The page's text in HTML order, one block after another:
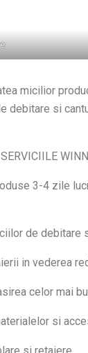
micilior
debitare si
3-4 zile
de debitare
in vederea
celor mai
si